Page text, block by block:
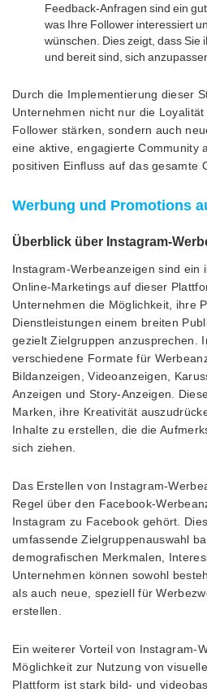
Feedback-Anfragen sind ein
was Ihre Follower interessiert
wünschen. Dies zeigt, dass Sie
und bereit sind, sich
Durch die Implementierung dieser
Unternehmen nicht nur die
Follower stärken, sondern auch
eine aktive, engagierte Community
positiven Einfluss auf das gesamte
Werbung und Promotions
Überblick über Instagram-
Instagram-Werbeanzeigen sind ein
Online-Marketings auf dieser
Unternehmen die Möglichkeit, ihre
Dienstleistungen einem breiten
gezielt Zielgruppen anzusprechen.
verschiedene Formate für
Bildanzeigen, Videoanzeigen,
Anzeigen und Story-Anzeigen.
Marken, ihre Kreativität
Inhalte zu erstellen, die die
sich ziehen.
Das Erstellen von Instagram-
Regel über den Facebook-
Instagram zu Facebook gehört.
umfassende Zielgruppenauswahl
demografischen Merkmalen,
Unternehmen können sowohl
als auch neue, speziell für
erstellen.
Ein weiterer Vorteil von Instagram-
Möglichkeit zur Nutzung von
Plattform ist stark bild- und